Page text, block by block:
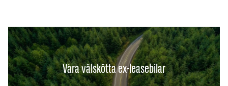
Våra välskötta ex-leasebilar